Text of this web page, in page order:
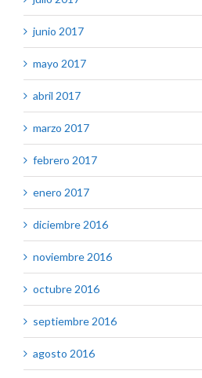
junio 2017
mayo 2017
abril 2017
marzo 2017
febrero 2017
enero 2017
diciembre 2016
noviembre 2016
octubre 2016
septiembre 2016
agosto 2016